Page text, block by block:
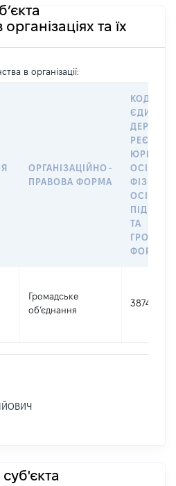
та їх
в організації:
ОРГАНІЗАЦІЙНО-
ПРАВОВА ФОРМА
КОД В
РЕЄСТРІ
ОСІБ,
ОСІБ –
ТА
Громадське
об’єднання
38746023